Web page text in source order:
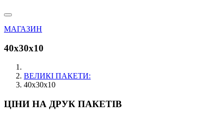
МАГАЗИН
40х30х10
ВЕЛИКІ ПАКЕТИ:
40х30х10
ЦІНИ НА ДРУК ПАКЕТІВ